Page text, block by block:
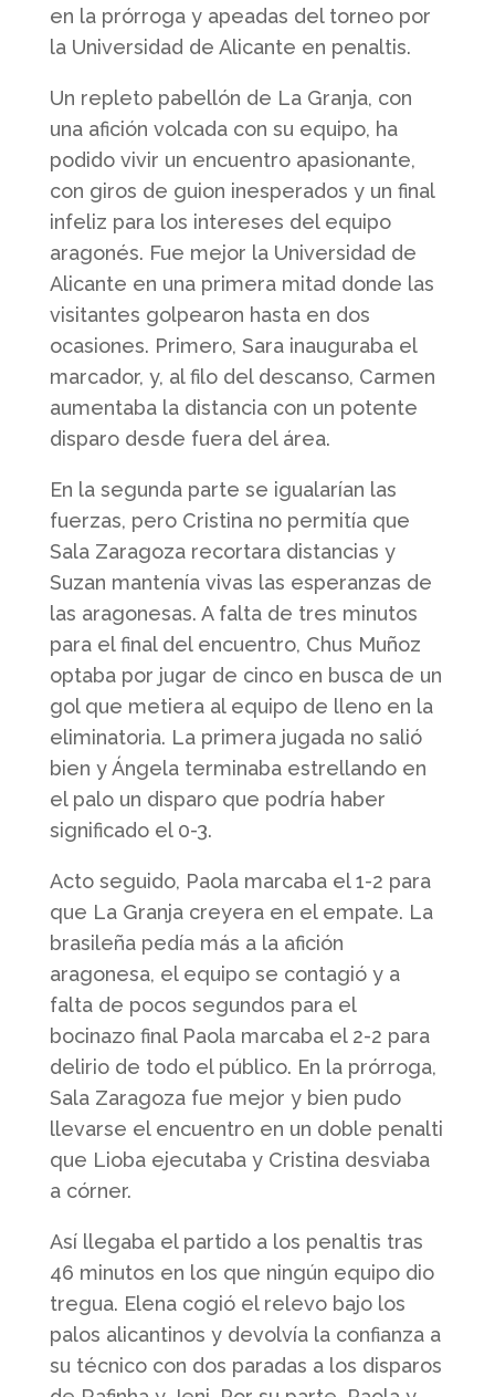
en la prórroga y apeadas del torneo por
la Universidad de Alicante en penaltis.
Un repleto pabellón de La Granja, con
una afición volcada con su equipo, ha
podido vivir un encuentro apasionante,
con giros de guion inesperados y un final
infeliz para los intereses del equipo
aragonés. Fue mejor la Universidad de
Alicante en una primera mitad donde las
visitantes golpearon hasta en dos
ocasiones. Primero, Sara inauguraba el
marcador, y, al filo del descanso, Carmen
aumentaba la distancia con un potente
disparo desde fuera del área.
En la segunda parte se igualarían las
fuerzas, pero Cristina no permitía que
Sala Zaragoza recortara distancias y
Suzan mantenía vivas las esperanzas de
las aragonesas. A falta de tres minutos
para el final del encuentro, Chus Muñoz
optaba por jugar de cinco en busca de un
gol que metiera al equipo de lleno en la
eliminatoria. La primera jugada no salió
bien y Ángela terminaba estrellando en
el palo un disparo que podría haber
significado el 0-3.
Acto seguido, Paola marcaba el 1-2 para
que La Granja creyera en el empate. La
brasileña pedía más a la afición
aragonesa, el equipo se contagió y a
falta de pocos segundos para el
bocinazo final Paola marcaba el 2-2 para
delirio de todo el público. En la prórroga,
Sala Zaragoza fue mejor y bien pudo
llevarse el encuentro en un doble penalti
que Lioba ejecutaba y Cristina desviaba
a córner.
Así llegaba el partido a los penaltis tras
46 minutos en los que ningún equipo dio
tregua. Elena cogió el relevo bajo los
palos alicantinos y devolvía la confianza a
su técnico con dos paradas a los disparos